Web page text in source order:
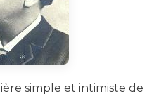
simple et intimiste de